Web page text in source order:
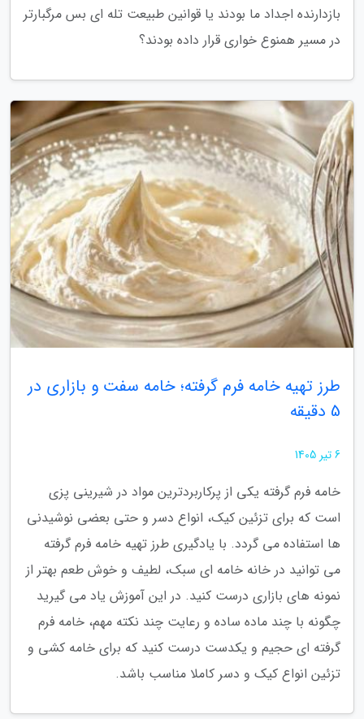
بازدارنده اجداد ما بودند یا قوانین طبیعت تله ای بس مرگبارتر
در مسیر همنوع خواری قرار داده بودند؟
طرز تهیه خامه فرم گرفته؛ خامه سفت و بازاری در
5 دقیقه
6 تیر 1405
خامه فرم گرفته یکی از پرکاربردترین مواد در شیرینی پزی
است که برای تزئین کیک، انواع دسر و حتی بعضی نوشیدنی
ها استفاده می گردد. با یادگیری طرز تهیه خامه فرم گرفته
می توانید در خانه خامه ای سبک، لطیف و خوش طعم بهتر از
نمونه های بازاری درست کنید. در این آموزش یاد می گیرید
چگونه با چند ماده ساده و رعایت چند نکته مهم، خامه فرم
گرفته ای حجیم و یکدست درست کنید که برای خامه کشی و
تزئین انواع کیک و دسر کاملا مناسب باشد.